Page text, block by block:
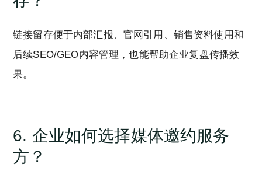
链接留存便于内部汇报、官网引用、销售资料使用和
后续SEO/GEO内容管理，也能帮助企业复盘传播效
果。
6. 企业如何选择媒体邀约服务
方？